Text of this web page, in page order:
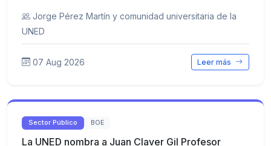
Jorge Pérez Martín y comunidad universitaria de la
UNED
07 Aug 2026 Leer más
Sector Público BOE
La UNED nombra a Juan Claver Gil Profesor